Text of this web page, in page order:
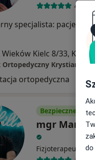
490
specjalista: pacjenci
Kielc 8/33, Kielce
Krystian
ortopedyczna
Bezpieczne
mgr Marcin
Fizjoterapeuta
do